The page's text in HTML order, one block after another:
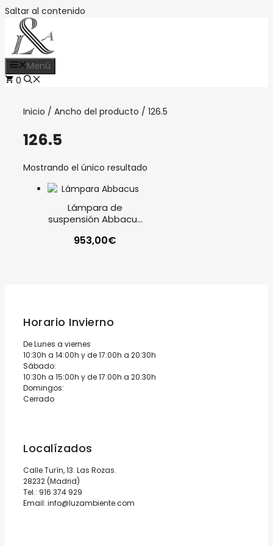
Saltar al contenido
Menú
0
Inicio / Ancho del producto / 126.5
126.5
Mostrando el único resultado
Lámpara de
suspensión Abbacus
953,00€
Horario Invierno
De Lunes a viernes
10:30h a 14:00h y de 17:00h a 20:30h
Sábado:
10:30h a 15:00h y de 17:00h a 20:30h
Domingos:
Cerrado
Localízados
Calle Turín, 13. Las Rozas.
28232 (Madrid)
Tel.: 916 374 929
Email: info@luzambiente.com